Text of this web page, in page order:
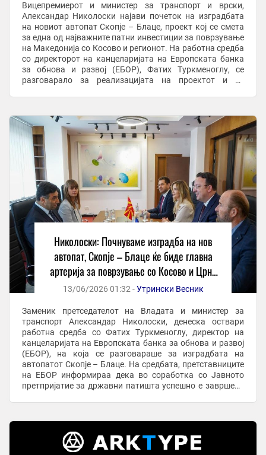
Вицепремиерот и министер за транспорт и врски,
Александар Николоски најави почеток на изградбата
на новиот автопат Скопје – Блаце, проект кој се смета
за една од најважните патни инвестиции за поврзување
на Македонија со Косово и регионот. На работна средба
со директорот на канцеларијата на Европската банка
за обнова и развој (ЕБОР), Фатих Туркменоглу, се
разговарало за реализацијата на проектот и за
Николоски: Почнуваме изградба на нов
автопат, Скопје – Блаце ќе биде главна
артерија за поврзување со Косово и Црна
Гора
13/06/2026 01:32 -Утрински Весник
Заменик претседателот на Владата и министер за
транспорт Александар Николоски, денеска оствари
работна средба со Фатих Туркменоглу, директор на
канцеларијата на Европската банка за обнова и развој
(ЕБОР), на која се разговараше за изградбата на
автопатот Скопје – Блаце. На средбата, претставниците
на ЕБОР информираа дека во соработка со Јавното
претпријатие за државни патишта успешно е завршена